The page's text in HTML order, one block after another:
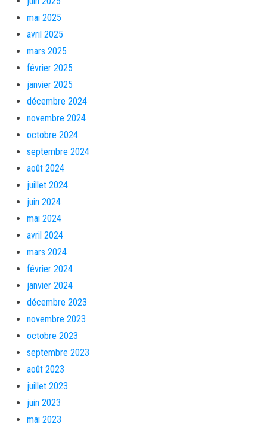
mai 2025
avril 2025
mars 2025
février 2025
janvier 2025
décembre 2024
novembre 2024
octobre 2024
septembre 2024
août 2024
juillet 2024
juin 2024
mai 2024
avril 2024
mars 2024
février 2024
janvier 2024
décembre 2023
novembre 2023
octobre 2023
septembre 2023
août 2023
juillet 2023
juin 2023
mai 2023